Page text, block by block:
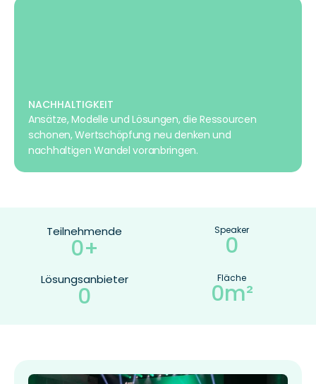
NACHHALTIGKEIT
Ansätze, Modelle und Lösungen, die Ressourcen
schonen, Wertschöpfung neu denken und
nachhaltigen Wandel voranbringen.
Teilnehmende
0+
Speaker
0
Lösungsanbieter
0
Fläche
0m²